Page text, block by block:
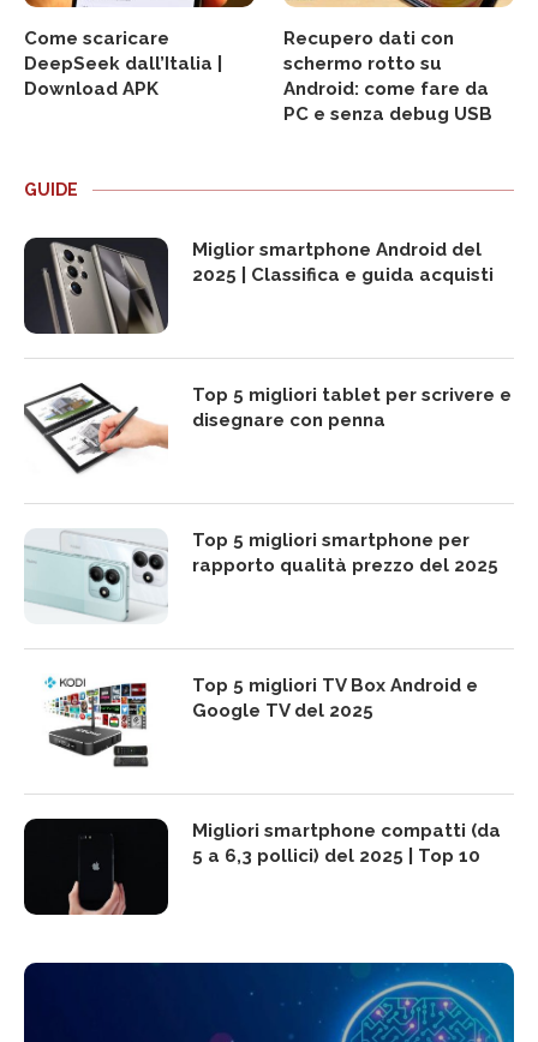
Come scaricare
DeepSeek dall’Italia |
Download APK
Recupero dati con
schermo rotto su
Android: come fare da
PC e senza debug USB
GUIDE
Miglior smartphone Android del
2025 | Classifica e guida acquisti
Top 5 migliori tablet per scrivere e
disegnare con penna
Top 5 migliori smartphone per
rapporto qualità prezzo del 2025
Top 5 migliori TV Box Android e
Google TV del 2025
Migliori smartphone compatti (da
5 a 6,3 pollici) del 2025 | Top 10